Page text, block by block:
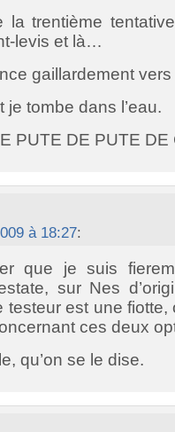
la trentième
levis et là…
gaillardement
tombe dans l’eau.
PUTE DE PUTE DE
à 18:27:
que je suis
sur Nes
testeur est une
ces deux
qu’on se le dise.